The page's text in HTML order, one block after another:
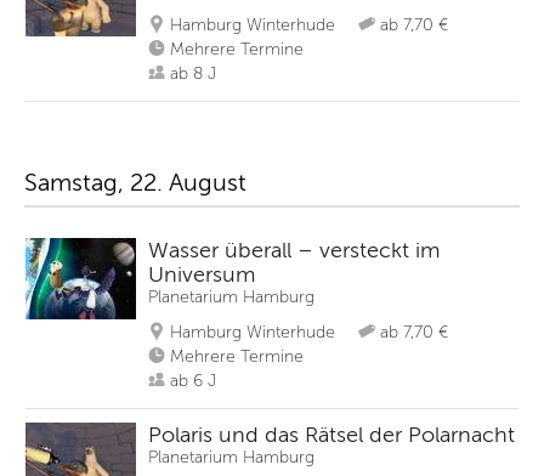
Hamburg Winterhude
ab 7,70 €
Mehrere Termine
ab 8 J
Samstag, 22. August
Wasser überall – versteckt im
Universum
Planetarium Hamburg
Hamburg Winterhude
ab 7,70 €
Mehrere Termine
ab 6 J
Polaris und das Rätsel der Polarnacht
Planetarium Hamburg